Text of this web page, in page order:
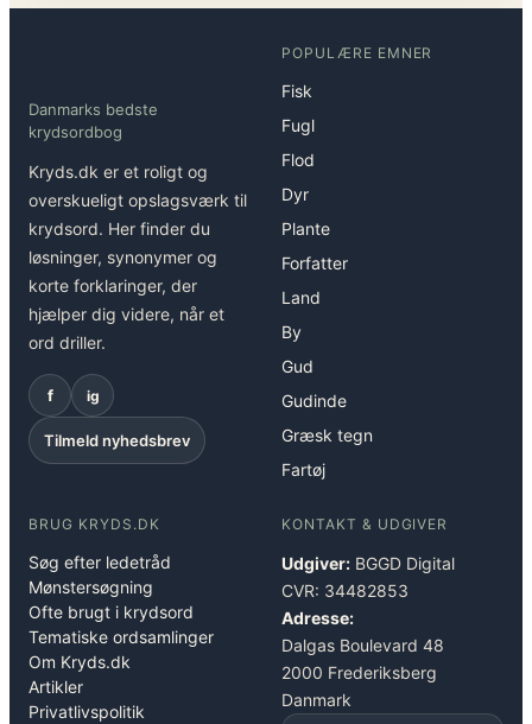
Danmarks bedste
krydsordbog
Kryds.dk er et roligt og
overskueligt opslagsværk til
krydsord. Her finder du
løsninger, synonymer og
korte forklaringer, der
hjælper dig videre, når et
ord driller.
f ig
Tilmeld nyhedsbrev
POPULÆRE EMNER
Fisk
Fugl
Flod
Dyr
Plante
Forfatter
Land
By
Gud
Gudinde
Græsk tegn
Fartøj
BRUG KRYDS.DK
Søg efter ledetråd
Mønstersøgning
Ofte brugt i krydsord
Tematiske ordsamlinger
Om Kryds.dk
Artikler
Privatlivspolitik
KONTAKT & UDGIVER
Udgiver: BGGD Digital
CVR: 34482853
Adresse:
Dalgas Boulevard 48
2000 Frederiksberg
Danmark